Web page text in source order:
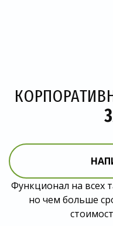
Функционал на всех
но чем больше